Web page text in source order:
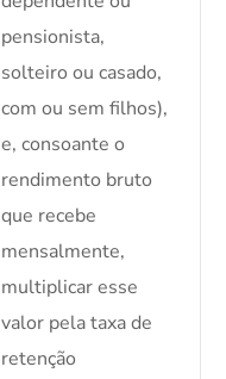
pensionista,
solteiro ou casado,
com ou sem filhos),
e, consoante o
rendimento bruto
que recebe
mensalmente,
multiplicar esse
valor pela taxa de
retenção